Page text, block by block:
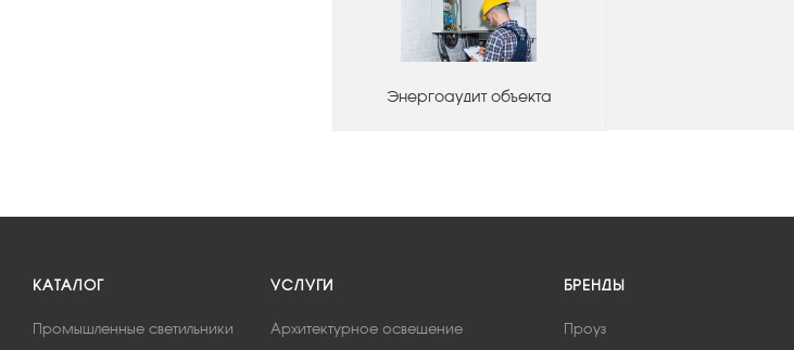
Энергоаудит объекта
КАТАЛОГ
Промышленные светильники
УСЛУГИ
Архитектурное освещение
БРЕНДЫ
Проуз